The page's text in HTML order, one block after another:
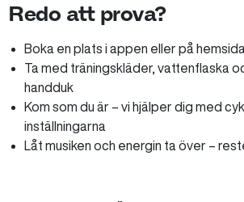
Redo att prova?
Boka en plats i appen eller på
Ta med träningskläder, vattenflaska
handduk
Kom som du är – vi hjälper dig med
inställningarna
Låt musiken och energin ta över –